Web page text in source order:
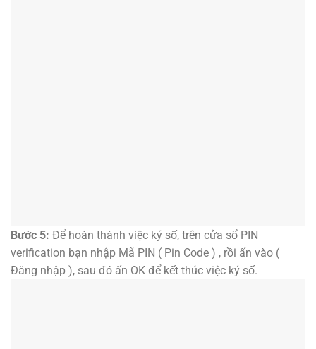
Bước 5: Để hoàn thành việc ký số, trên cửa sổ PIN
verification bạn nhập Mã PIN ( Pin Code ) , rồi ấn vào (
Đăng nhập ), sau đó ấn OK để kết thúc việc ký số.